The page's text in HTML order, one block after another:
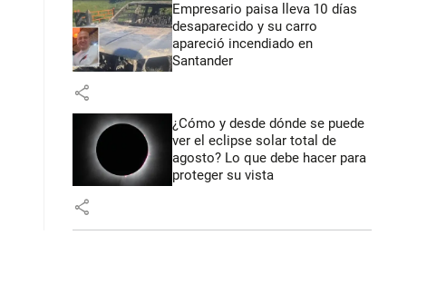
Empresario paisa lleva 10 días
desaparecido y su carro
apareció incendiado en
Santander
share
¿Cómo y desde dónde se puede
ver el eclipse solar total de
agosto? Lo que debe hacer para
proteger su vista
share